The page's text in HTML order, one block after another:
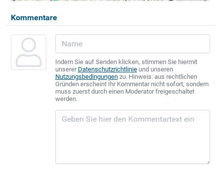
Kommentare
Indem Sie auf Senden klicken, stimmen Sie hiermit
unserer Datenschutzrichtlinieund unseren
Nutzungsbedingungenzu. Hinweis: aus rechtlichen
Gründen erscheint Ihr Kommentar nicht sofort, sondern
muss zuerst durch einen Moderator freigeschaltet
werden.